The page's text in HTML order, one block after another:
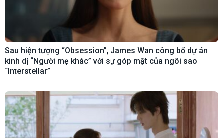
Sau hiện tượng “Obsession”, James Wan công bố dự án
kinh dị “Người mẹ khác” với sự góp mặt của ngôi sao
“Interstellar”